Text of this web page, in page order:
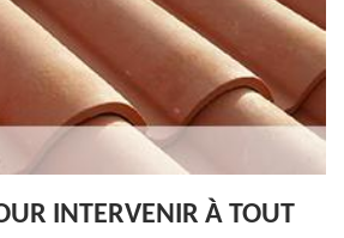
INTERVENIR À TOUT